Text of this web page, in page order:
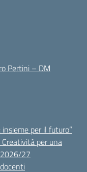
Pertini – DM
per il futuro”
Creatività per una
2026/27